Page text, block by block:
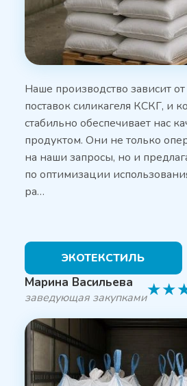
Наше производство зависит
поставок силикагеля КСКГ, и
стабильно обеспечивает нас
продуктом. Они не только
на наши запросы, но и
по оптимизации
ра…
ЭКОТЕКСТИЛЬ
Марина Васильева
заведующая закупками★★